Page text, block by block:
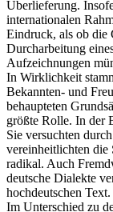
Überlieferung.
internationalen
Eindruck, als ob die
Durcharbeitung
Aufzeichnungen
In Wirklichkeit
Bekannten- und
behaupteten
größte Rolle. In der
Sie versuchten
vereinheitlichten die
radikal. Auch
deutsche Dialekte
hochdeutschen Text.
Im Unterschied zu